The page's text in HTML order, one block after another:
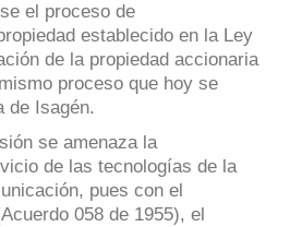
el proceso de
establecido en la Ley
de la propiedad accionaria
proceso que hoy se
de Isagén.
se amenaza la
de las tecnologías de la
pues con el
058 de 1955), el